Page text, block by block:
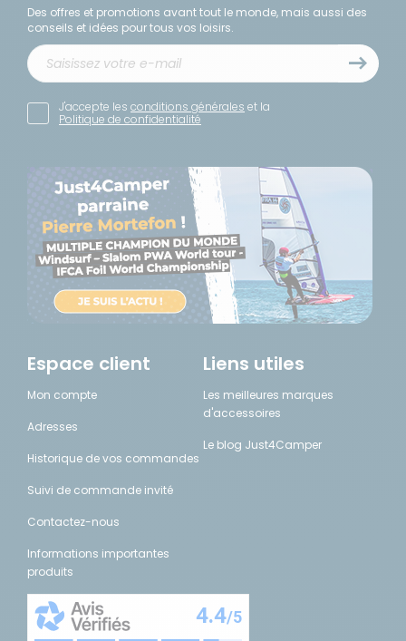
Des offres et promotions avant tout le monde, mais aussi des
conseils et idées pour tous vos loisirs.
J'accepte les conditions générales et la
Politique de confidentialité
Espace client
Mon compte
Adresses
Historique de vos commandes
Suivi de commande invité
Contactez-nous
Informations importantes
produits
Liens utiles
Les meilleures marques
d'accessoires
Le blog Just4Camper